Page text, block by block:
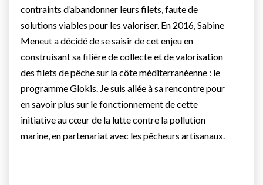
contraints d’abandonner leurs filets, faute de
solutions viables pour les valoriser. En 2016, Sabine
Meneut a décidé de se saisir de cet enjeu en
construisant sa filière de collecte et de valorisation
des filets de pêche sur la côte méditerranéenne : le
programme Glokis. Je suis allée à sa rencontre pour
en savoir plus sur le fonctionnement de cette
initiative au cœur de la lutte contre la pollution
marine, en partenariat avec les pêcheurs artisanaux.